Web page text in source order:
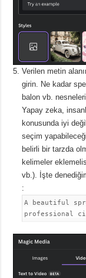
Verilen metin
girin.
Ne kadar
balon vb.
Yapay zeka,
konusunda iyi
seçim
belirli bir tarzda
kelimeler
vb.). İşte
:
A beautiful
professional